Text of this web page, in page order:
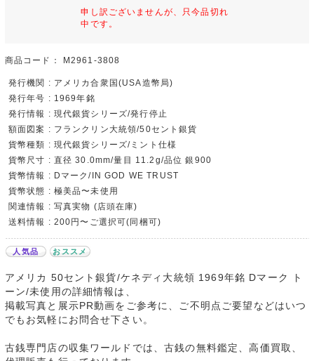
申し訳ございませんが、只今品切れ
中です。
商品コード： M2961-3808
発行機関 : アメリカ合衆国(USA造幣局)
発行年号 : 1969年銘
発行情報 : 現代銀貨シリーズ/発行停止
額面図案 : フランクリン大統領/50セント銀貨
貨幣種類 : 現代銀貨シリーズ/ミント仕様
貨幣尺寸 : 直径 30.0mm/量目 11.2g/品位 銀900
貨幣情報 : Dマーク/IN GOD WE TRUST
貨幣状態 : 極美品〜未使用
関連情報 : 写真実物 (店頭在庫)
送料情報 : 200円〜ご選択可(同梱可)
人気品 おススメ
アメリカ 50セント銀貨/ケネディ大統領 1969年銘 Dマーク ト
ーン/未使用の詳細情報は、
掲載写真と展示PR動画をご参考に、ご不明点ご要望などはいつ
でもお気軽にお問合せ下さい。
古銭専門店の収集ワールドでは、古銭の無料鑑定、高価買取、